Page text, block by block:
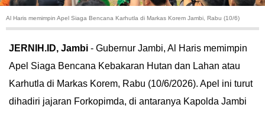
LEISUR
TEKNOLOGI
OTOMOTIF
Al Haris memimpin Apel Siaga Bencana Karhutla di Markas Korem Jambi, Rabu (10/6)
JERNIH.ID, Jambi - Gubernur Jambi, Al Haris memimpin
Apel Siaga Bencana Kebakaran Hutan dan Lahan atau
Karhutla di Markas Korem, Rabu (10/6/2026). Apel ini turut
dihadiri jajaran Forkopimda, di antaranya Kapolda Jambi